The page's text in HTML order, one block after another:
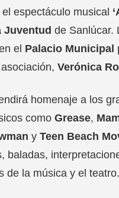
espectáculo musical
Juventud de Sanlúcar.
el Palacio Municipal
Verónica
homenaje a los
como Grease,
y Teen Beach
baladas,
de la música y el teatro.